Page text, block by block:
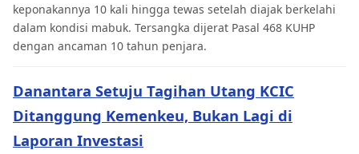
keponakannya 10 kali hingga tewas setelah diajak berkelahi
dalam kondisi mabuk. Tersangka dijerat Pasal 468 KUHP
dengan ancaman 10 tahun penjara.
Danantara Setuju Tagihan Utang KCIC
Ditanggung Kemenkeu, Bukan Lagi di
Laporan Investasi